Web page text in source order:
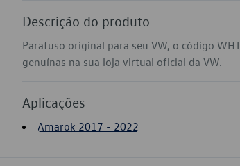
Descrição do produto
Parafuso original para seu VW, o código
genuínas na sua loja virtual oficial da VW.
Aplicações
Amarok 2017 - 2022